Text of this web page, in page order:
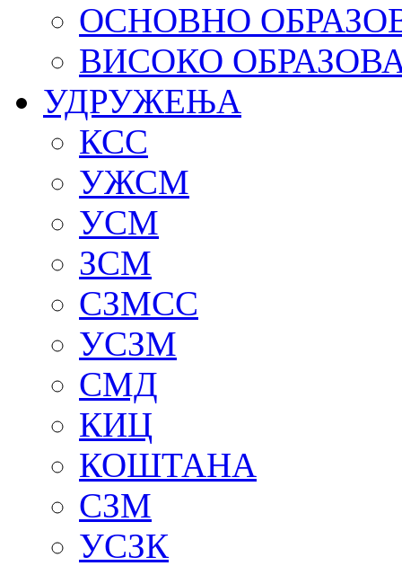
ОСНОВНО
ВИСОКО
УДРУЖЕЊА
КСС
УЖСМ
УСМ
ЗСМ
СЗМСС
УСЗМ
СМД
КИЦ
КОШТАНА
СЗМ
УСЗК